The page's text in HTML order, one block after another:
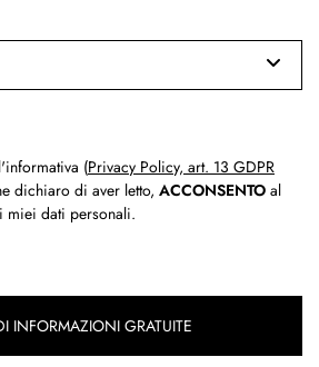
(Privacy Policy, art. 13 GDPR
dichiaro di aver letto, ACCONSENTO al
miei dati personali.
INFORMAZIONI GRATUITE